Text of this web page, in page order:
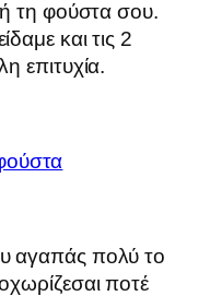
ή τη φούστα σου.
και τις 2
επιτυχία.
αγαπάς πολύ το
ποτέ